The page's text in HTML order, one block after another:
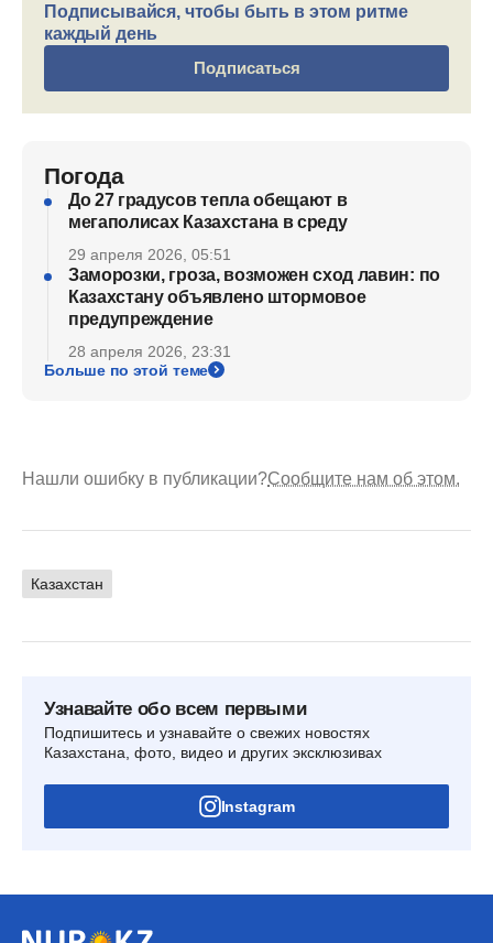
Подписывайся, чтобы быть в этом ритме
каждый день
Подписаться
Погода
До 27 градусов тепла обещают в
мегаполисах Казахстана в среду
29 апреля 2026, 05:51
Заморозки, гроза, возможен сход лавин: по
Казахстану объявлено штормовое
предупреждение
28 апреля 2026, 23:31
Больше по этой теме
Нашли ошибку в публикации?Сообщите нам об этом.
Казахстан
Узнавайте обо всем первыми
Подпишитесь и узнавайте о свежих новостях
Казахстана, фото, видео и других эксклюзивах
Instagram